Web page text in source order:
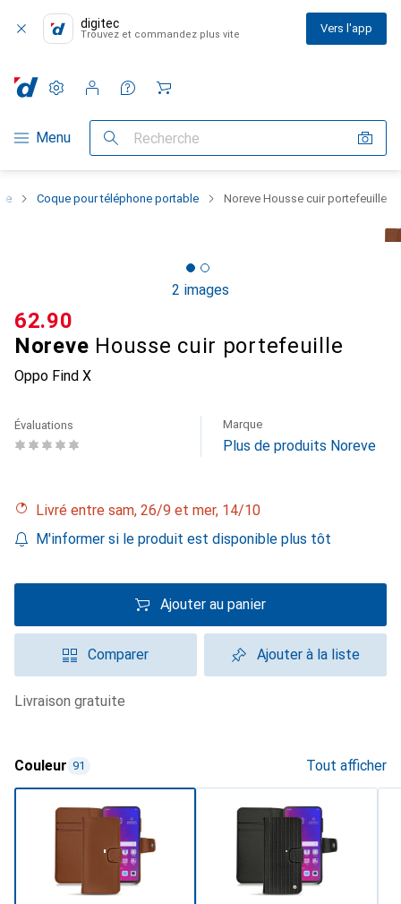
digitec
Trouvez et commandez plus vite Vers l'app
Navigation par catégorie
Menu Recherche
Paramètres
Compte client
Listes de comparaison
Listes d'envies
Panier
Coque pour téléphone portable Noreve Housse cuir portefeuille
2 images
Noreve Housse cuir portefeuille
Oppo Find X
CHF
62.90
Évaluations Marque
Plus de produits Noreve
Livré entre sam, 26/9 et mer, 14/10
M'informer si le produit est disponible plus tôt
Ajouter au panier
Comparer Ajouter à la liste
livraison gratuite
Couleur 91 Tout afficher